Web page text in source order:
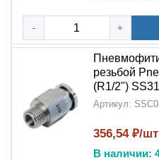
- +
резьбой
(R1/2")
Артикул:
356,54 ₽/шт
В наличии: